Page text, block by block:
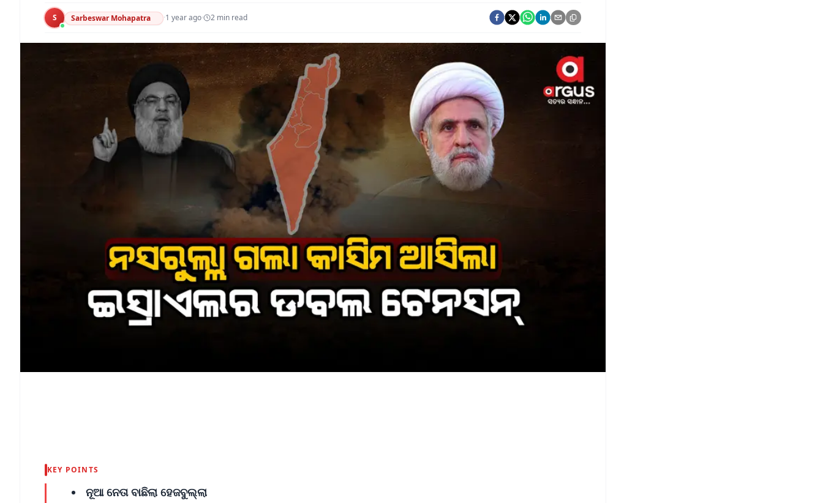
S Sarbeswar Mohapatra ·1 year ago· 2 min read
KEY POINTS
ନୂଆ ନେତା ବାଛିଲା ହେଜବୁଲ୍ଲା